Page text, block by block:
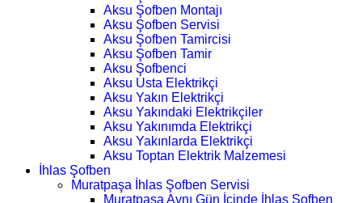
Aksu Şofben Montajı
Aksu Şofben Servisi
Aksu Şofben Tamircisi
Aksu Şofben Tamir
Aksu Şofbenci
Aksu Usta Elektrikçi
Aksu Yakın Elektrikçi
Aksu Yakındaki Elektrikçiler
Aksu Yakınımda Elektrikçi
Aksu Yakınlarda Elektrikçi
Aksu Toptan Elektrik Malzemesi
İhlas Şofben
Muratpaşa İhlas Şofben Servisi
Muratpaşa Aynı Gün İçinde İhlas Şofben